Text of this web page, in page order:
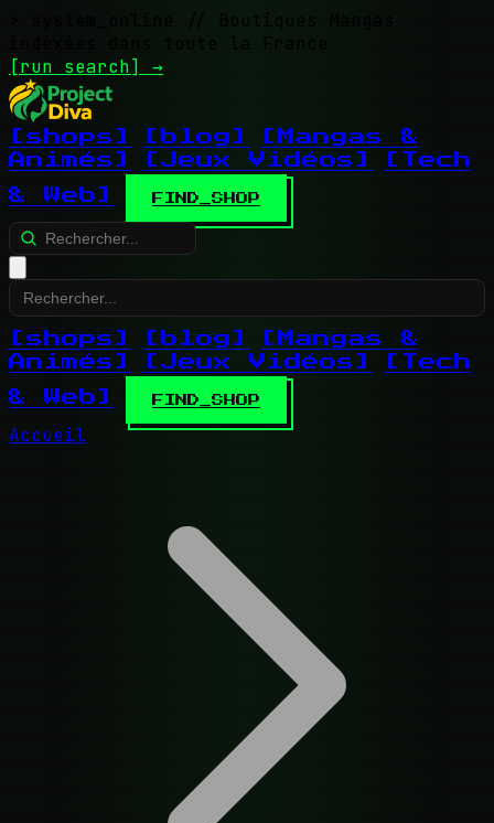
// Boutiques Mangas
indexées dans toute la France
[run search] →
[shops] [blog]
[Mangas &
Animés]
[Jeux Vidéos]
[Tech
& Web]
FIND_SHOP
[shops] [blog]
[Mangas &
Animés]
[Jeux Vidéos]
[Tech
& Web]
FIND_SHOP
Accueil